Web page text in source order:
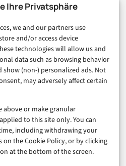
Ihre Privatsphäre
we and our partners use
and/or access device
technologies will allow us and
data such as browsing behavior
(non-) personalized ads. Not
may adversely affect certain
above or make granular
to this site only. You can
including withdrawing your
the Cookie Policy, or by clicking
at the bottom of the screen.
online nutzen,
sein, wenn der Serviceweg
wichtigste Schritt passiert vor
Retoure, Zahlung,
prüfen. Dann wird aus
kein unnötiger Servicefall.